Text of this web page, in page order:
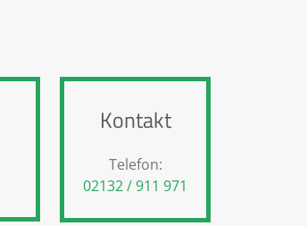
Kontakt
Telefon:
02132 / 911 971